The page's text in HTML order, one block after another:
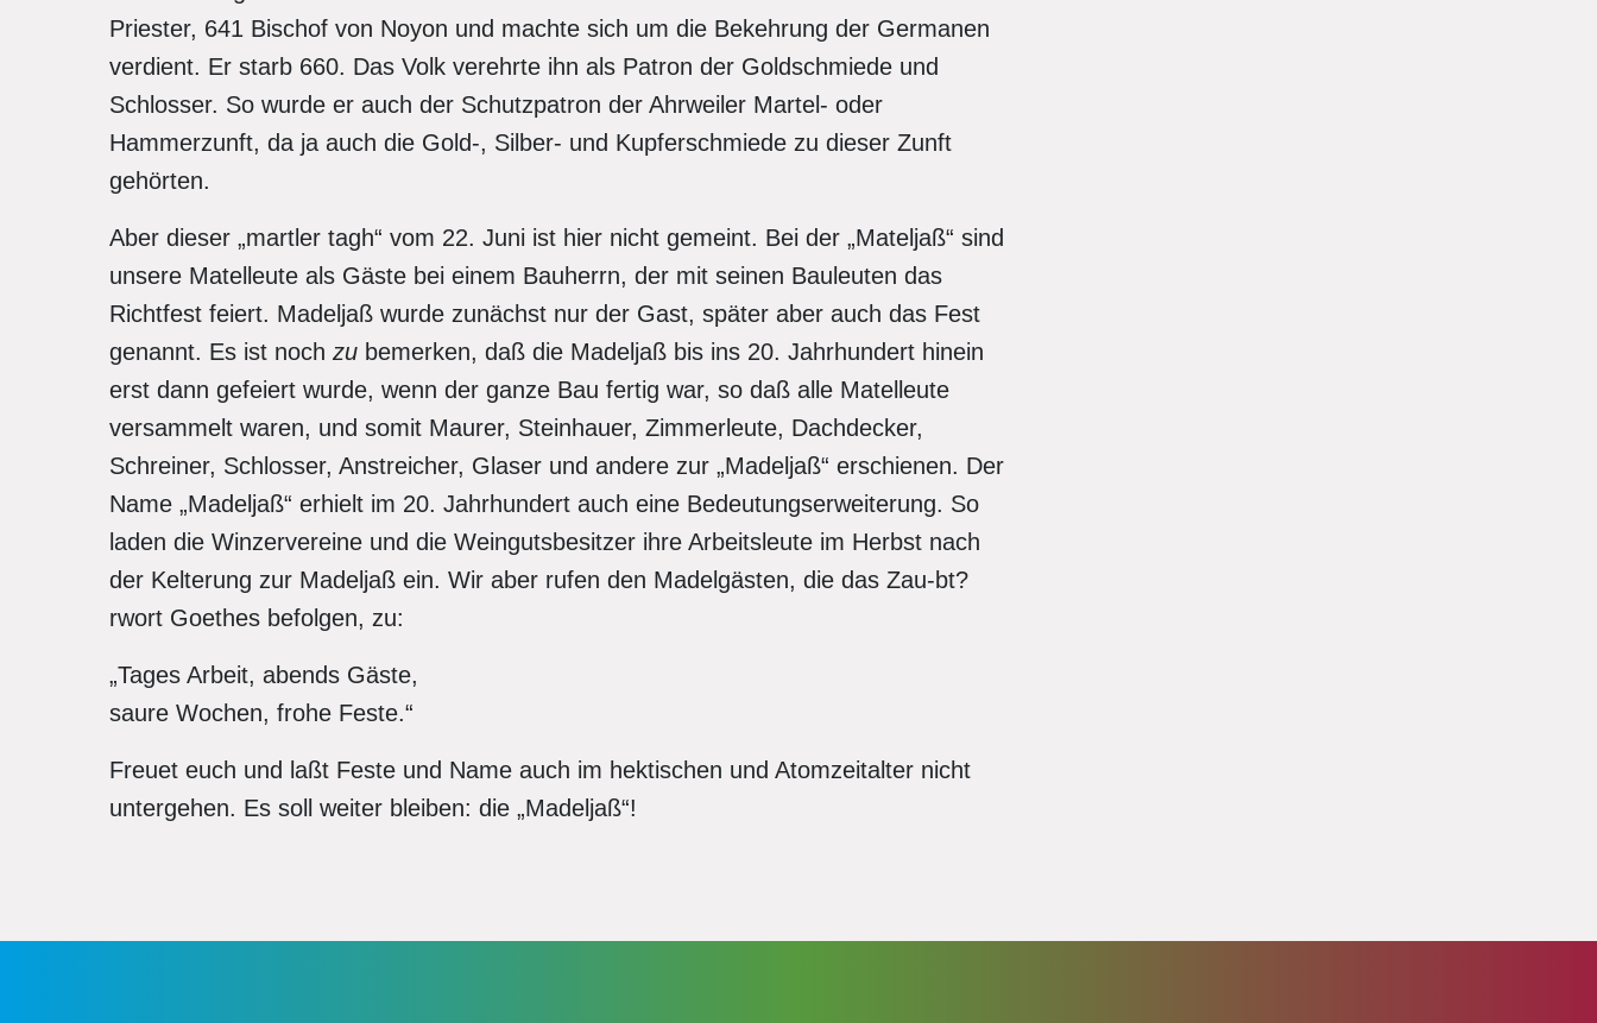
Priester, 641 Bischof von Noyon und machte sich um die Bekehrung der Germanen
verdient. Er starb 660. Das Volk verehrte ihn als Patron der Goldschmiede und
Schlosser. So wurde er auch der Schutzpatron der Ahrweiler Martel- oder
Hammerzunft, da ja auch die Gold-, Silber- und Kupferschmiede zu dieser Zunft
gehörten.
Aber dieser „martler tagh“ vom 22. Juni ist hier nicht gemeint. Bei der „Mateljaß“ sind
unsere Matelleute als Gäste bei einem Bauherrn, der mit seinen Bauleuten das
Richtfest feiert. Madeljaß wurde zunächst nur der Gast, später aber auch das Fest
genannt. Es ist noch zu bemerken, daß die Madeljaß bis ins 20. Jahrhundert hinein
erst dann gefeiert wurde, wenn der ganze Bau fertig war, so daß alle Matelleute
versammelt waren, und somit Maurer, Steinhauer, Zimmerleute, Dachdecker,
Schreiner, Schlosser, Anstreicher, Glaser und andere zur „Madeljaß“ erschienen. Der
Name „Madeljaß“ erhielt im 20. Jahrhundert auch eine Bedeutungserweiterung. So
laden die Winzervereine und die Weingutsbesitzer ihre Arbeitsleute im Herbst nach
der Kelterung zur Madeljaß ein. Wir aber rufen den Madelgästen, die das Zau-bt?
rwort Goethes befolgen, zu:
„Tages Arbeit, abends Gäste,
saure Wochen, frohe Feste.“
Freuet euch und laßt Feste und Name auch im hektischen und Atomzeitalter nicht
untergehen. Es soll weiter bleiben: die „Madeljaß“!